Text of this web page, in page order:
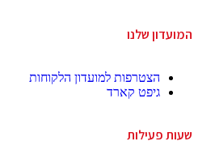
המועדון שלנו
הצטרפות למועדון הלקוחות
גיפט קארד
שעות פעילות